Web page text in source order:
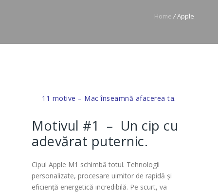
Home /Apple
11 motive – Mac înseamnă afacerea ta.
Motivul #1 – Un cip cu
adevărat puternic.
Cipul Apple M1 schimbă totul. Tehnologii
personalizate, procesare uimitor de rapidă și
eficiență energetică incredibilă. Pe scurt, va